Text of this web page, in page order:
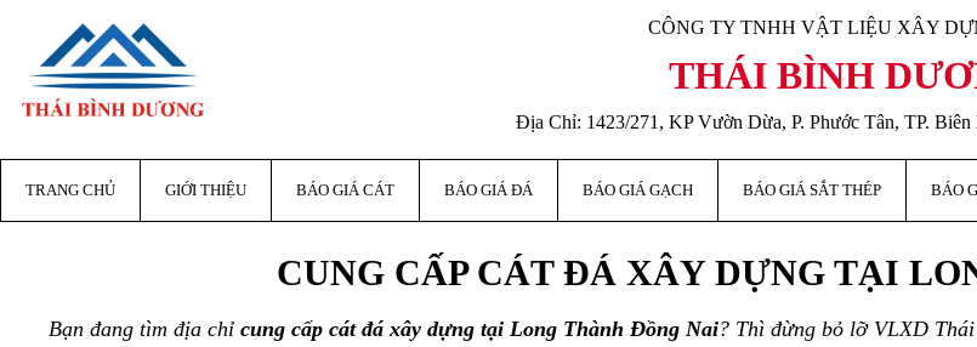
CÔNG TY TNHH VẬT LIỆU XÂY
THÁI BÌNH
Địa Chỉ: 1423/271, KP Vườn Dừa, P. Phước Tân, TP.
TRANG CHỦ GIỚI THIỆU BÁO GIÁ CÁT BÁO GIÁ ĐÁ BÁO GIÁ GẠCH BÁO GIÁ SẮT THÉP BÁO
CUNG CẤP CÁT ĐÁ XÂY DỰNG TẠI
Bạn đang tìm địa chỉ cung cấp cát đá xây dựng tại Long Thành Đồng Nai? Thì đừng bỏ lỡ VLXD